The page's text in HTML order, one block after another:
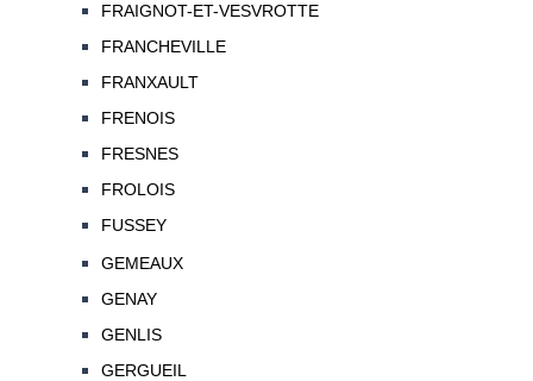
FRAIGNOT-ET-VESVROTTE
FRANCHEVILLE
FRANXAULT
FRENOIS
FRESNES
FROLOIS
FUSSEY
GEMEAUX
GENAY
GENLIS
GERGUEIL